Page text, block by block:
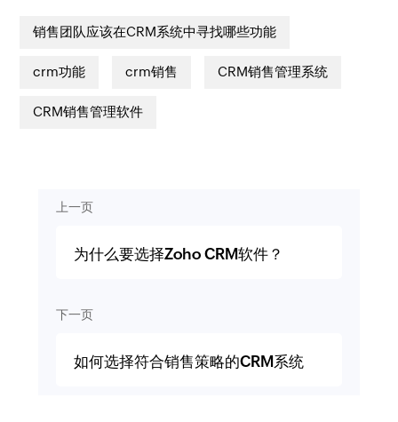
销售团队应该在CRM系统中寻找哪些功能
crm功能 crm销售 CRM销售管理系统
CRM销售管理软件
上一页
为什么要选择Zoho CRM软件？
下一页
如何选择符合销售策略的CRM系统